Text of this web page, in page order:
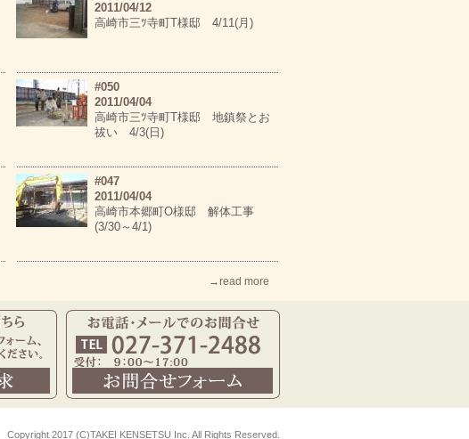
2011/04/12
高崎市三ﾂ寺町T様邸 4/11(月)
#050
2011/04/04
高崎市三ﾂ寺町T様邸 地鎮祭とお
祓い 4/3(日)
#047
2011/04/04
高崎市本郷町O様邸 解体工事
(3/30～4/1)
→read more
Copyright 2017 (C)TAKEI KENSETSU Inc. All Rights Reserved.